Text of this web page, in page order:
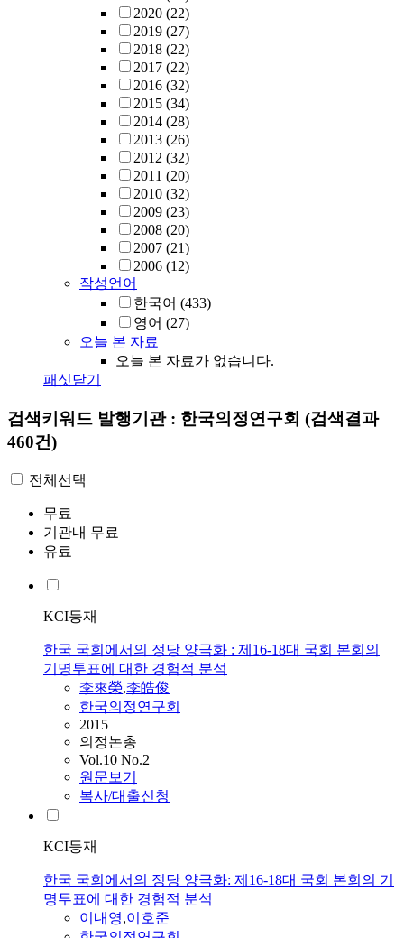
2020 (22)
2019 (27)
2018 (22)
2017 (22)
2016 (32)
2015 (34)
2014 (28)
2013 (26)
2012 (32)
2011 (20)
2010 (32)
2009 (23)
2008 (20)
2007 (21)
2006 (12)
작성언어
한국어 (433)
영어 (27)
오늘 본 자료
오늘 본 자료가 없습니다.
패싯닫기
검색키워드 발행기관 : 한국의정연구회 (검색결과
460건)
전체선택
무료
기관내 무료
유료
KCI등재
한국 국회에서의 정당 양극화 : 제16-18대 국회 본회의
기명투표에 대한 경험적 분석
李來榮,李皓俊
한국의정연구회
2015
의정논총
Vol.10 No.2
원문보기
복사/대출신청
KCI등재
한국 국회에서의 정당 양극화: 제16-18대 국회 본회의 기
명투표에 대한 경험적 분석
이내영,이호준